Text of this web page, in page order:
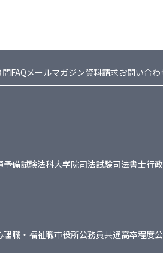
FAQメールマガジン資料請求お問い合わ
予備試験法科大学院司法試験司法書士行
理職・福祉職市役所公務員共通高卒程度